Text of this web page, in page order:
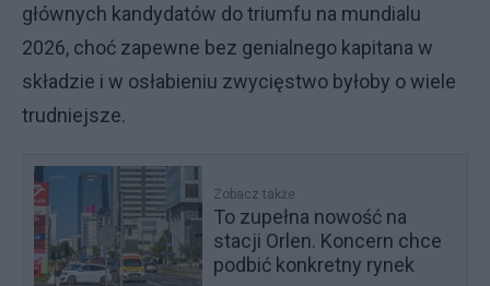
głównych kandydatów do triumfu na mundialu
2026, choć zapewne bez genialnego kapitana w
składzie i w osłabieniu zwycięstwo byłoby o wiele
trudniejsze.
Zobacz także
To zupełna nowość na
stacji Orlen. Koncern chce
podbić konkretny rynek